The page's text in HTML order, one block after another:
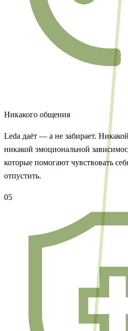
Никакого общения
Leda даёт — а не забирает.
никакой эмоциональной
которые помогают чувствовать
отпустить.
05